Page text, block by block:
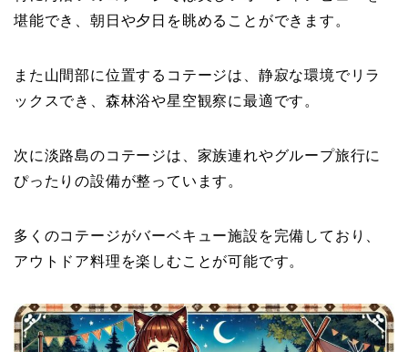
堪能でき、朝日や夕日を眺めることができます。
また山間部に位置するコテージは、静寂な環境でリラ
ックスでき、森林浴や星空観察に最適です。
次に淡路島のコテージは、家族連れやグループ旅行に
ぴったりの設備が整っています。
多くのコテージがバーベキュー施設を完備しており、
アウトドア料理を楽しむことが可能です。